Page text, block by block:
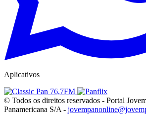
Aplicativos
© Todos os direitos reservados - Portal
Panamericana S/A -